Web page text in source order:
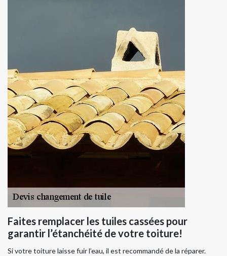
Faites remplacer les tuiles cassées pour
garantir l’étanchéité de votre toiture!
Si votre toiture laisse fuir l’eau, il est recommandé de la réparer.